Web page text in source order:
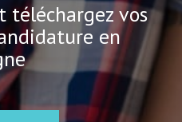
téléchargez vos
en